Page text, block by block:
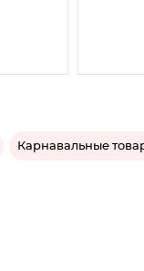
Карнавальные